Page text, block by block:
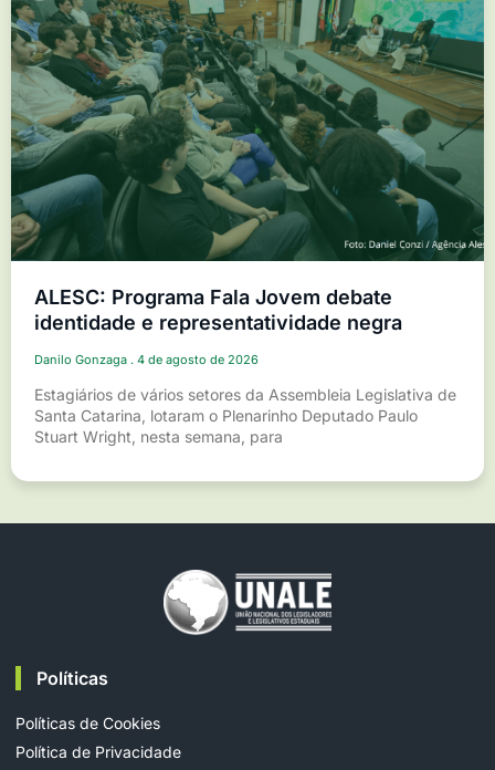
ALESC: Programa Fala Jovem debate
identidade e representatividade negra
Danilo Gonzaga 4 de agosto de 2026
Estagiários de vários setores da Assembleia Legislativa de
Santa Catarina, lotaram o Plenarinho Deputado Paulo
Stuart Wright, nesta semana, para
Políticas
Políticas de Cookies
Política de Privacidade